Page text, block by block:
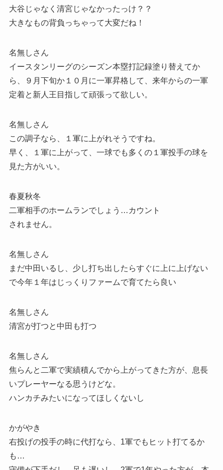
大谷じゃなく清宮じゃなかったっけ？？
大きなもの背負っちゃって大変だね！
名無しさん
イースタンリーグのシーズン本塁打記録塗り替えてか
ら、９月下旬か１０月に一軍昇格して、来年からの一軍
定着と新人王目指して頑張って欲しい。
名無しさん
この調子なら、１軍に上がれそうですね。
早く、１軍に上がって、一球でも多くの１軍投手の球を
見た方がいい。
春夏秋冬
二軍相手のホームランでしょう…カウント
されません。
名無しさん
まだ中田いるし、少し打ち出したらすぐに上に上げない
で今年１年はじっくりファームで育てたら良い
名無しさん
清宮が打つと中田も打つ
名無しさん
焦らんと二軍で実績積んでから上がってきた方が、息長
いプレーヤーなる思うけどな。
ハンカチみたいになってほしくないし
かがやき
右投げの投手の時に代打なら、1軍でもヒット打てるか
も…